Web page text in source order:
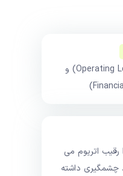
اهرم عملیاتی (Operating Leverage) و
اتریوم می
سال 2022 رشد چشمگیری داشته